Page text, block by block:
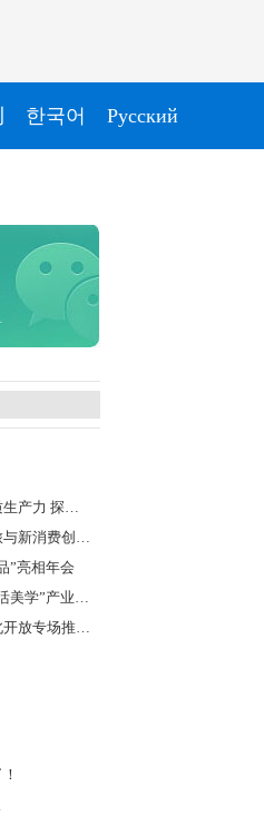
한국어 Pусский